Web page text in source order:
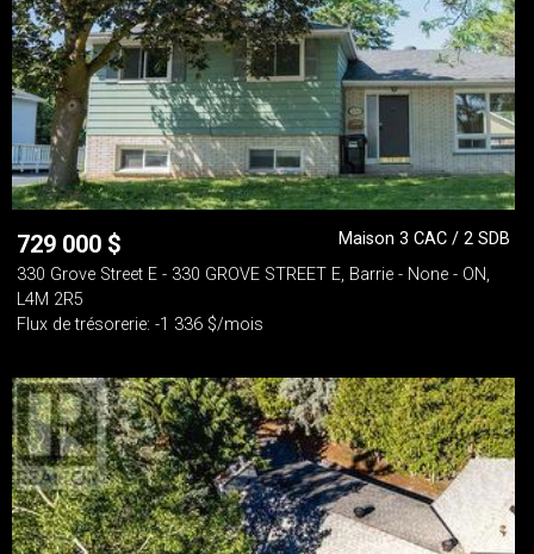
729 000 $
Maison 3 CAC / 2 SDB
330 Grove Street E - 330 GROVE STREET E, Barrie - None - ON,
L4M 2R5
Flux de trésorerie: -1 336 $/mois